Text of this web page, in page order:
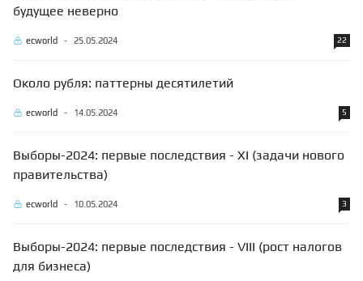
будущее неверно
ecworld - 25.05.2024 22
Около рубля: паттерны десятилетий
ecworld - 14.05.2024 5
Выборы-2024: первые последствия - XI (задачи нового
правительства)
ecworld - 10.05.2024 3
Выборы-2024: первые последствия - VIII (рост налогов
для бизнеса)